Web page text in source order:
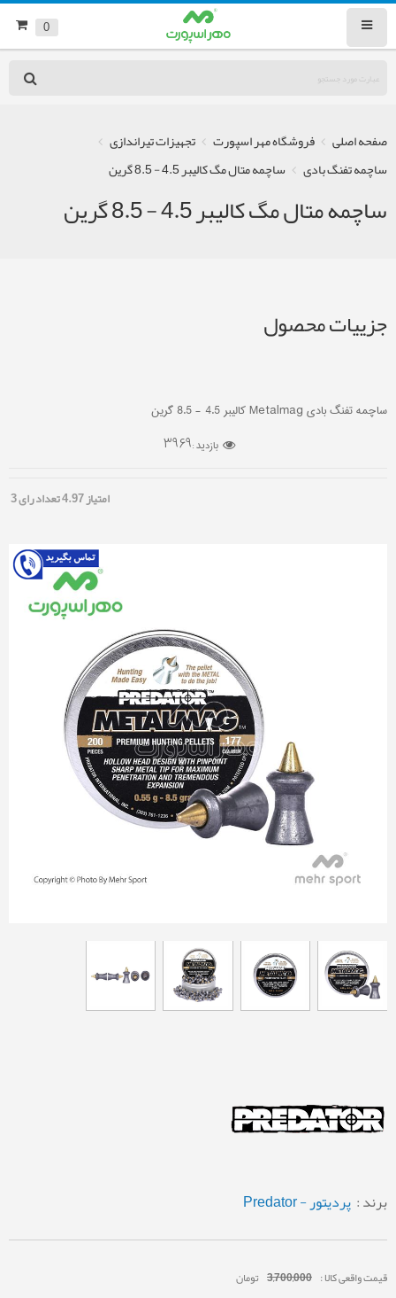
0
صفحه اصلی فروشگاه مهر اسپورت
تجهیزات تیراندازی
ساچمه تفنگ بادی
ساچمه متال مگ کالیبر 4.5 - 8.5 گرین
ساچمه متال مگ کالیبر 4.5 - 8.5 گرین
جزییات محصول
ساچمه تفنگ بادی Metalmag کالیبر 4.5 - 8.5 گرین
بازدید :3969
امتیاز4.97تعداد رای3
برند : پردیتور - Predator
قیمت واقعی کالا : 3,700,000 تومان